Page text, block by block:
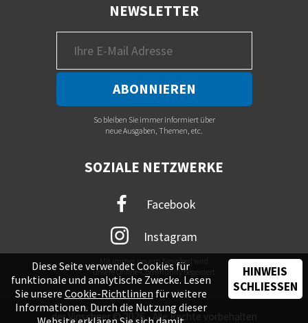
NEWSLETTER
So bleiben Sie immer informiert über
neue Ausgaben, Themen, etc.
SOZIALE NETZWERKE
Facebook
Instagram
Mit immer neuem Newsfeed wird
unsere Online-Community begeistert
der Vinschger © 2026 - Alle Rechte vorbehalten
Diese Seite verwendet Cookies für
funktionale und analytische Zwecke. Lesen
Sie unsere Cookie-Richtlinien für weitere
Informationen. Durch die Nutzung dieser
HINWEIS
SCHLIESSEN